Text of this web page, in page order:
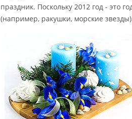
праздник. Поскольку 2012 год - это
(например, ракушки, морские